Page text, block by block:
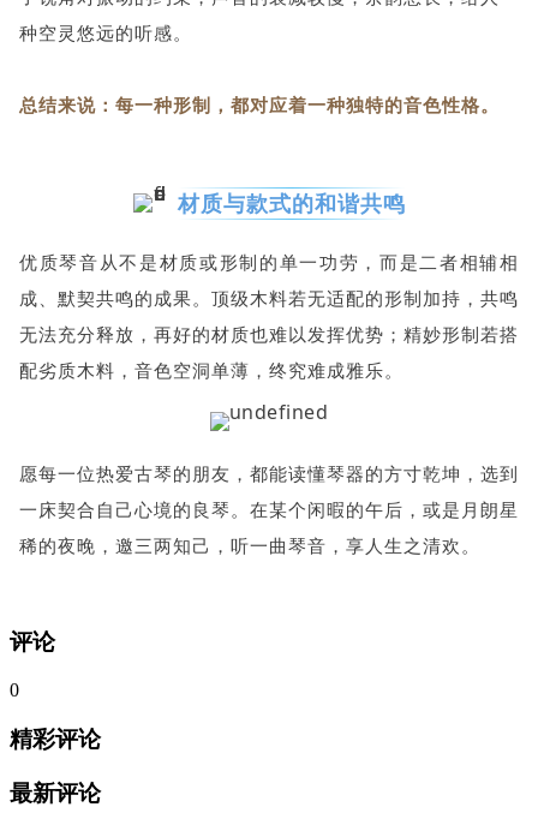
种空灵悠远的听感。
总结来说：每一种形制，都对应着一种独特的音色性格。
材质与款式的和谐共鸣
优质琴音从不是材质或形制的单一功劳，而是二者相辅相
成、默契共鸣的成果。顶级木料若无适配的形制加持，共鸣
无法充分释放，再好的材质也难以发挥优势；精妙形制若搭
配劣质木料，音色空洞单薄，终究难成雅乐。
愿每一位热爱古琴的朋友，都能读懂琴器的方寸乾坤，选到
一床契合自己心境的良琴。在某个闲暇的午后，或是月朗星
稀的夜晚，邀三两知己，听一曲琴音，享人生之清欢。
评论
0
精彩评论
最新评论